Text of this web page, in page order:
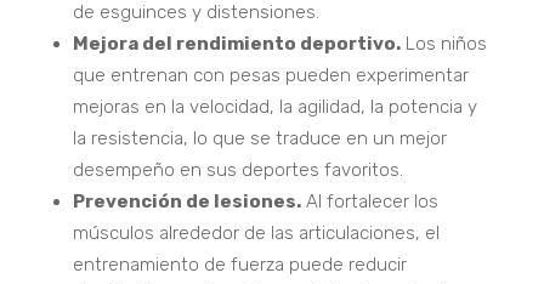
de esguinces y distensiones.
Mejora del rendimiento deportivo.Los niños
que entrenan con pesas pueden experimentar
mejoras en la velocidad, la agilidad, la potencia y
la resistencia, lo que se traduce en un mejor
desempeño en sus deportes favoritos.
Prevención de lesiones.Al fortalecer los
músculos alrededor de las articulaciones, el
entrenamiento de fuerza puede reducir